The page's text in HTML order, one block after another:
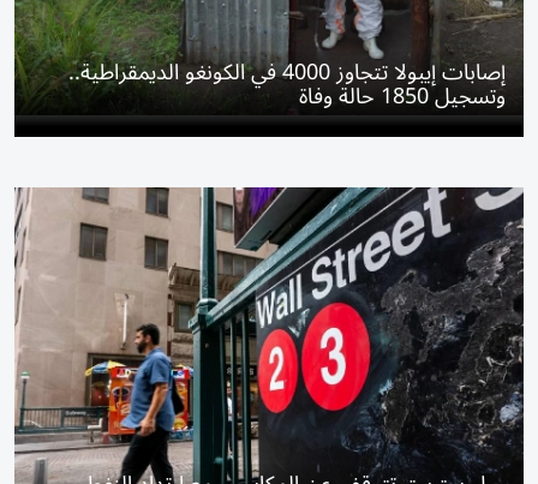
إصابات إيبولا تتجاوز 4000 في الكونغو الديمقراطية..
وتسجيل 1850 حالة وفاة